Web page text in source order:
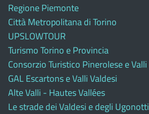
Regione Piemonte
Città Metropolitana di Torino
UPSLOWTOUR
Turismo Torino e Provincia
Consorzio Turistico Pinerolese e Valli
GAL Escartons e Valli Valdesi
Alte Valli - Hautes Vallées
Le strade dei Valdesi e degli Ugonotti